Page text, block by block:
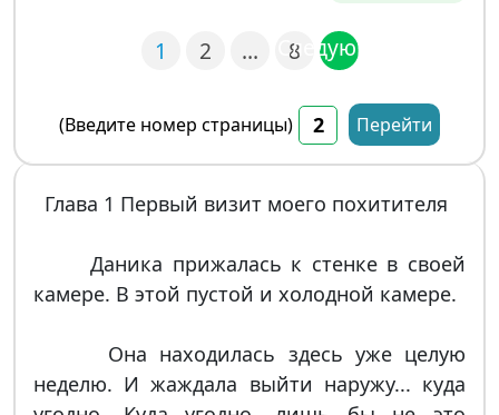
1 2 … 8
Следующая
(Введите номер страницы) Перейти
Глава 1 Первый визит моего похитителя
Даника прижалась к стенке в своей
камере. В этой пустой и холодной камере.
Она находилась здесь уже целую
неделю. И жаждала выйти наружу... куда